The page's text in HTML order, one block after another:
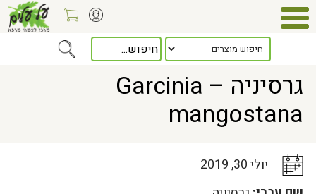
כלל המאמרים> גרסיניה – Garcinia mangostana
גרסיניה – Garcinia
mangostana
יולי 30, 2019